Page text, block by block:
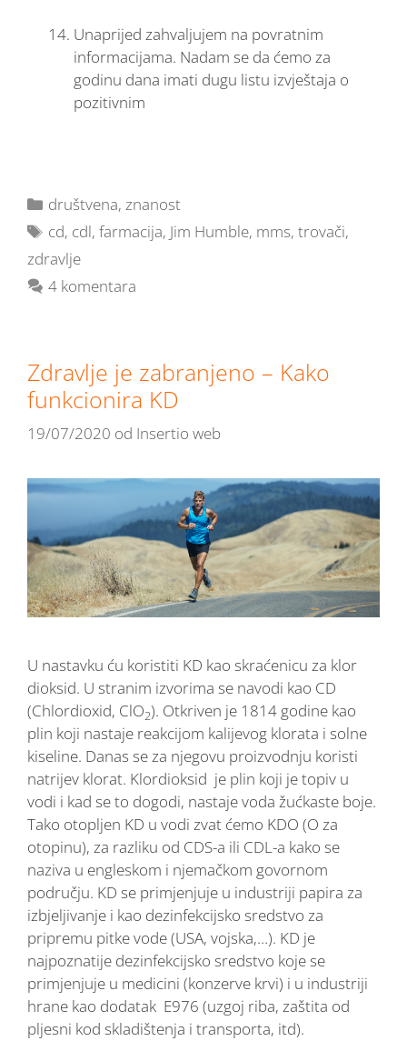
Unaprijed zahvaljujem na povratnim
informacijama. Nadam se da ćemo za
godinu dana imati dugu listu izvještaja o
pozitivnim
društvena,znanost
cd, cdl,farmacija, Jim Humble, mms,trovači,
zdravlje
4 komentara
Zdravlje je zabranjeno – Kako
funkcionira KD
19/07/2020 od Insertio web
U nastavku ću koristiti KD kao skraćenicu za klor
dioksid. U stranim izvorima se navodi kao CD
(Chlordioxid, ClO2). Otkriven je 1814 godine kao
plin koji nastaje reakcijom kalijevog klorata i solne
kiseline. Danas se za njegovu proizvodnju koristi
natrijev klorat. Klordioksid je plin koji je topiv u
vodi i kad se to dogodi, nastaje voda žućkaste boje.
Tako otopljen KD u vodi zvat ćemo KDO (O za
otopinu), za razliku od CDS-a ili CDL-a kako se
naziva u engleskom i njemačkom govornom
području. KD se primjenjuje u industriji papira za
izbjeljivanje i kao dezinfekcijsko sredstvo za
pripremu pitke vode (USA, vojska,…). KD je
najpoznatije dezinfekcijsko sredstvo koje se
primjenjuje u medicini (konzerve krvi) i u industriji
hrane kao dodatak E976 (uzgoj riba, zaštita od
pljesni kod skladištenja i transporta, itd).